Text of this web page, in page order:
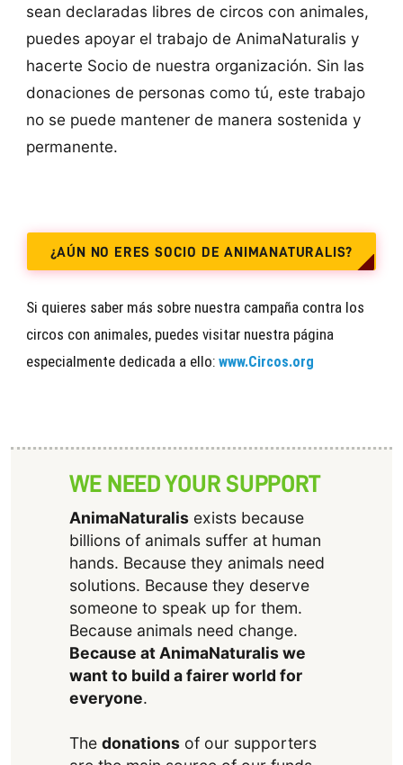
sean declaradas libres de circos con animales,
puedes apoyar el trabajo de AnimaNaturalis y
hacerte Socio de nuestra organización. Sin las
donaciones de personas como tú, este trabajo
no se puede mantener de manera sostenida y
permanente.
¿AÚN NO ERES SOCIO DE ANIMANATURALIS?
Si quieres saber más sobre nuestra campaña contra los
circos con animales, puedes visitar nuestra página
especialmente dedicada a ello: www.Circos.org
WE NEED YOUR SUPPORT
AnimaNaturalisexists because
billions of animals suffer at human
hands. Because they animals need
solutions. Because they deserve
someone to speak up for them.
Because animals need change.
Because at AnimaNaturalis we
want to build a fairer world for
everyone.
The donationsof our supporters